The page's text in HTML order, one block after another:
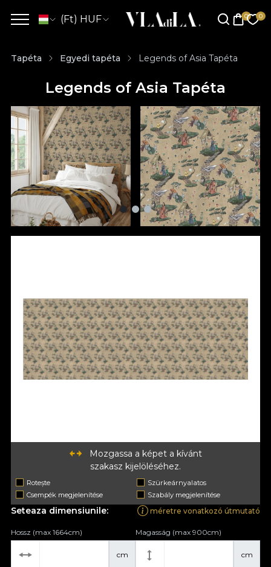
(Ft) HUF
Tapéta Egyedi tapéta Legends of Asia Tapéta
Legends of Asia Tapéta
Mozgassa a képet a kívánt
szakasz kijelöléséhez.
Rotește
Szürkeárnyalatos
Csempék megjelenítése
Szabály megjelenítése
Seteaza dimensiunile: méretre vonatkozó útmutató
cm
Hossz (max 1664cm)
cm
Magasság (max 900cm)